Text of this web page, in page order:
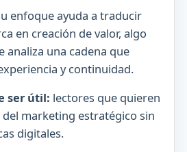
enfoque ayuda a traducir
en creación de valor, algo
analiza una cadena que
y continuidad.
ser útil: lectores que quieren
marketing estratégico sin
digitales.